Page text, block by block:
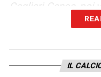
Cagliari-Genoa, poi
il giro delle tre
ma Godin, uno che
discussione. IL